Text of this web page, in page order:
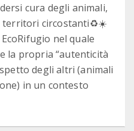
cura degli animali,
territori circostanti♻️☀️
nel quale
la propria “autenticità
degli altri (animali
in un contesto